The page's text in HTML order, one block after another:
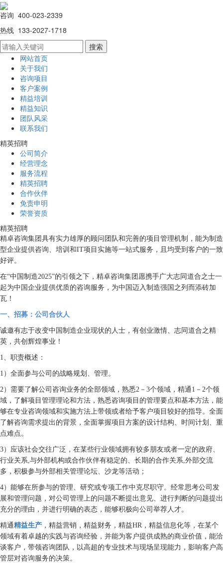
咨询 400-023-2339
热线 133-2027-1718
网站首页
关于我们
咨询项目
客户案例
精益培训
精益知识
团队风采
联系我们
精英招聘
公司简介
经营理念
服务流程
精英招聘
合作伙伴
免责申明
荣誉资质
精英招聘
精卓咨询集团具有实力雄厚的顾问团队和完善的项目管理机制，能为制造
型企业提供咨询、培训和IT项目实施等一站式服务，且均受到客户的一致
好评。
在“中国制造2025”的引领之下，精卓咨询集团愿携手广大志同道合之士一
起为中国企业提供优质的咨询服务，为中国迈入制造强国之列而添砖加
瓦！
一、招募：公司合伙人
诚邀有志于改变中国制造企业现状的人士，有创业激情、志同道合之精
英，共创辉煌事业！
1、职责概述：
1）全面参与公司的战略规划、管理。
2）需要了解公司咨询业务的全部领域，熟悉2－3个领域，精通1－2个领
域，了解项目管理理论和方法，熟悉咨询项目的管理要点和基本方法，能
够在专业咨询领域和实施方法上带领或者给予客户项目较好的指导。全面
了解咨询需求提出的背景，全面掌握项目方案的设计结构、时间计划、重
点难点。
3）应该社会交往广泛，在某些行业领域拥有较多朋友或者一定的政府、
行业关系,与外部机构或合作伙伴有稳定的、长期的合作关系,外部交流
多，积极参与外部相关管理论坛、沙龙等活动；
4）能够在所参与的管理、研究或专项工作中克尽职守。经常思考公司发
展和管理问题，对公司管理上的问题不断提出意见、进行判断的问题提出
充分的理由，并进行明确的表态，能够积极向公司举荐人才。
精通精益生产 ，精益营销，精益财务，精益HR，精益信息化等，在某个
领域有着卓越的实践与咨询经验，并能为客户提供成熟的商业价值，能洽
谈客户，带领咨询团队，以高超的专业技术与现场呈现能力，影响客户高
管层对咨询服务的决策。